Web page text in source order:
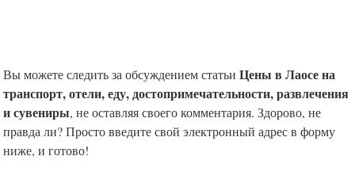
Вы можете следить за обсуждением статьи Цены в Лаосе на
транспорт, отели, еду, достопримечательности, развлечения
и сувениры, не оставляя своего комментария. Здорово, не
правда ли? Просто введите свой электронный адрес в форму
ниже, и готово!